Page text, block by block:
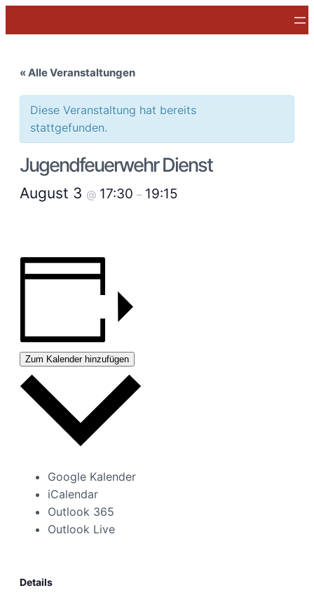
« Alle Veranstaltungen
Diese Veranstaltung hat bereits
stattgefunden.
Jugendfeuerwehr Dienst
August 3 @ 17:30 – 19:15
Zum Kalender hinzufügen
Google Kalender
iCalendar
Outlook 365
Outlook Live
Details